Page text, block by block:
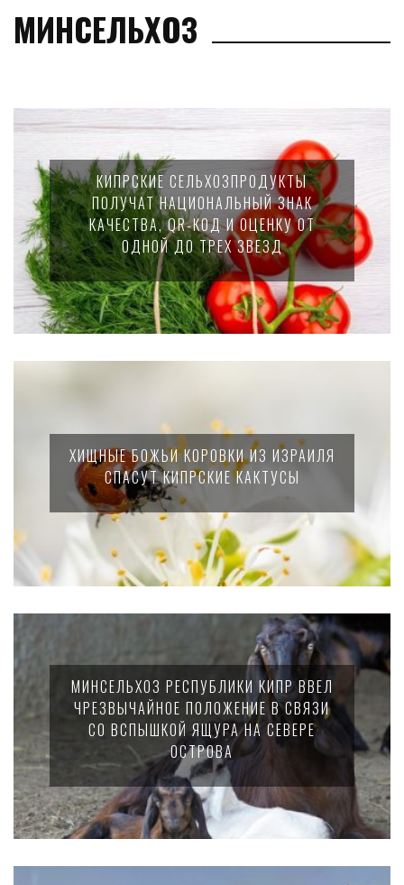
МИНСЕЛЬХОЗ
КИПРСКИЕ СЕЛЬХОЗПРОДУКТЫ
ПОЛУЧАТ НАЦИОНАЛЬНЫЙ ЗНАК
КАЧЕСТВА, QR-КОД И ОЦЕНКУ ОТ
ОДНОЙ ДО ТРЕХ ЗВЕЗД
ХИЩНЫЕ БОЖЬИ КОРОВКИ ИЗ ИЗРАИЛЯ
СПАСУТ КИПРСКИЕ КАКТУСЫ
МИНСЕЛЬХОЗ РЕСПУБЛИКИ КИПР ВВЕЛ
ЧРЕЗВЫЧАЙНОЕ ПОЛОЖЕНИЕ В СВЯЗИ
СО ВСПЫШКОЙ ЯЩУРА НА СЕВЕРЕ
ОСТРОВА